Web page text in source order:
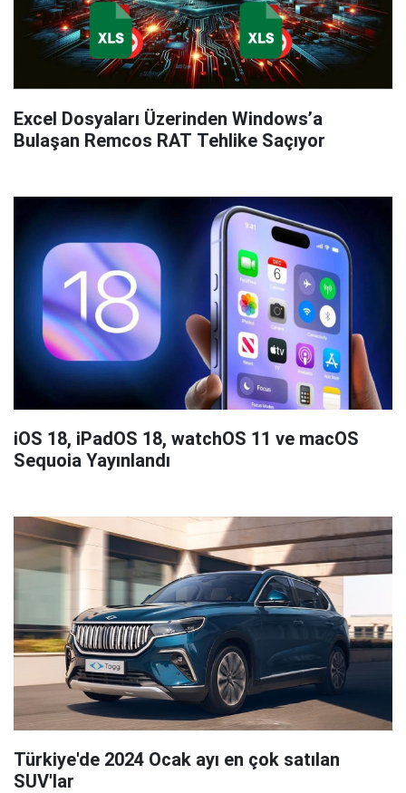
Excel Dosyaları Üzerinden Windows’a
Bulaşan Remcos RAT Tehlike Saçıyor
iOS 18, iPadOS 18, watchOS 11 ve macOS
Sequoia Yayınlandı
Türkiye'de 2024 Ocak ayı en çok satılan
SUV'lar